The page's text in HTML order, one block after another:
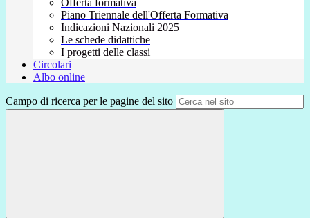
Offerta formativa
Piano Triennale dell'Offerta Formativa
Indicazioni Nazionali 2025
Le schede didattiche
I progetti delle classi
Circolari
Albo online
Campo di ricerca per le pagine del sito